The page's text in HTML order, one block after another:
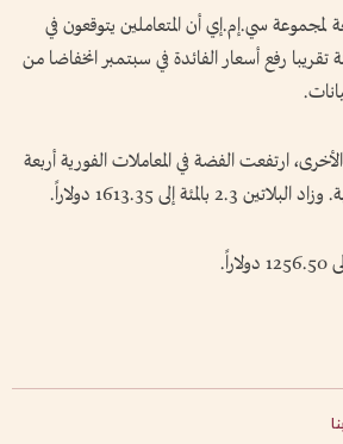
لمجموعة سي.إم.إي أن المتعاملين يتوقعون في
الراهن بنسبة 51 بالمئة تقريبا رفع أسعار الفائدة في ‌سبتمبر انخفاضا من
ارتفعت الفضة في المعاملات الفورية أربعة